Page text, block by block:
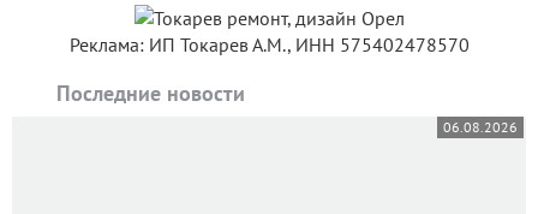
Реклама: ИП Токарев А.М., ИНН 575402478570
Последние новости
06.08.2026